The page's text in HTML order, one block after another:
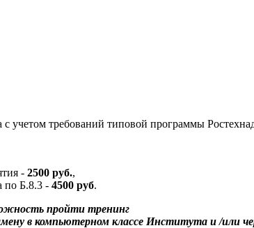
требований типовой программы
- 2500 руб.,
по Б.8.3 - 4500 руб.
пройти тренинг
в компьютерном классе Института и /или